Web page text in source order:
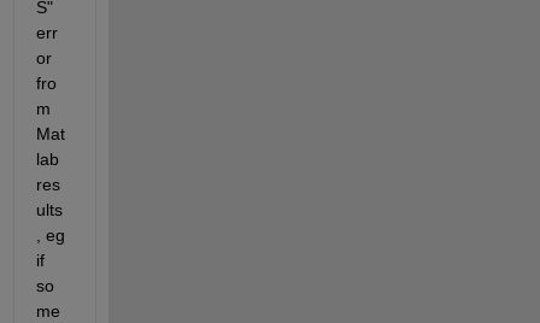
S"
err
or
fro
m
Mat
lab
res
ults
, eg
if
so
me